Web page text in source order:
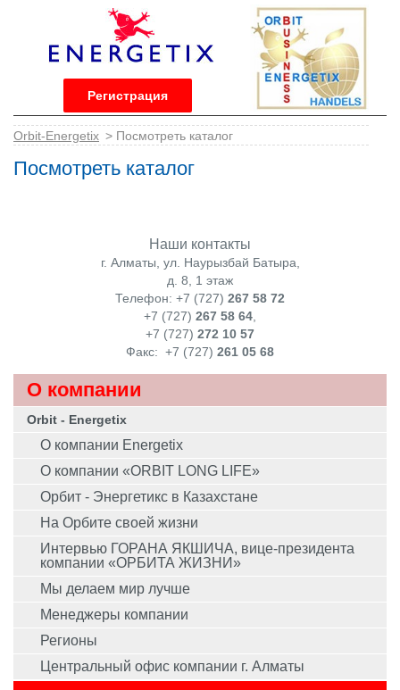
Регистрация
Наши контакты
г. Алматы, ул. Наурызбай Батыра,
д. 8, 1 этаж
Телефон: +7 (727) 267 58 72
+7 (727) 267 58 64
+7 (727) 272 10 57
Факс: +7 (727) 261 05 68
О компании
Orbit - Energetix
О компании Energetix
О компании «ORBIT LONG LIFE»
Орбит - Энергетикс в Казахстане
На Орбите своей жизни
Интервью ГОРАНА ЯКШИЧА, вице-президента
компании «ОРБИТА ЖИЗНИ»
Мы делаем мир лучше
Менеджеры компании
Регионы
Центральный офис компании г. Алматы
Orbit-Energetix > Посмотреть каталог
Посмотреть каталог